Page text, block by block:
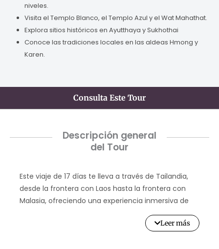
niveles.
Visita el Templo Blanco, el Templo Azul y el Wat Mahathat.
Explora sitios históricos en Ayutthaya y Sukhothai
Conoce las tradiciones locales en las aldeas Hmong y
Karen.
Consulta Este Tour
Descripción general
del Tour
Este viaje de 17 días te lleva a través de Tailandia,
desde la frontera con Laos hasta la frontera con
Malasia, ofreciendo una experiencia inmersiva de
los diversos paisajes, ricas culturas y deliciosas
gastronomías del país. Explora templos icónicos,
Leer más